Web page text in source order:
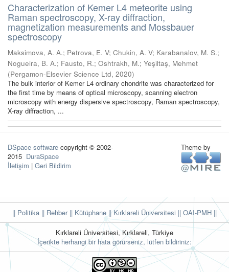
Characterization of Kemer L4 meteorite using
Raman spectroscopy, X-ray diffraction,
magnetization measurements and Mossbauer
spectroscopy
Maksimova, A. A.; Petrova, E. V; Chukin, A. V; Karabanalov, M. S.;
Nogueira, B. A.; Fausto, R.; Oshtrakh, M.; Yeşiltaş, Mehmet
(Pergamon-Elsevier Science Ltd, 2020)
The bulk interior of Kemer L4 ordinary chondrite was characterized for
the first time by means of optical microscopy, scanning electron
microscopy with energy dispersive spectroscopy, Raman spectroscopy,
X-ray diffraction, ...
DSpace software copyright © 2002-
2015 DuraSpace
İletişim | Geri Bildirim
Theme by
|| Politika || Rehber|| Kütüphane || Kırklareli Üniversitesi || OAI-PMH ||
Kırklareli Üniversitesi, Kırklareli, Türkiye
İçerikte herhangi bir hata görürseniz, lütfen bildiriniz: